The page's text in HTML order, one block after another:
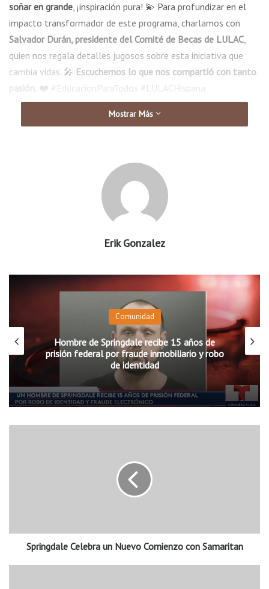
soñar en grande, ¡inspiración pura! 💫 Para profundizar en el
impacto transformador de este programa, charlamos con
Salvador Durán, presidente del Comité de Becas de LULAC,
quien nos regala detalles jugosos sobre esta iniciativa que
cambia vidas. 🎤 Escuchemos lo que nos compartió con tanto
pasión. ❤️ #EducacionParaTodos #LULACHispana
#FuturoBrillante
Mostrar Más
Erik Gonzalez
Comunidad
Hombre de Springdale recibe 15 años de
prisión federal por fraude inmobiliario y robo
de identidad
l
Springdale Celebra un Nuevo Comienzo con Samaritan